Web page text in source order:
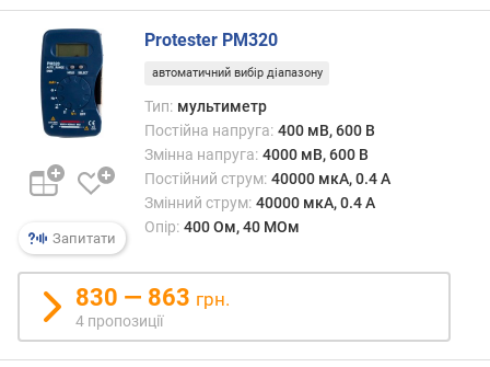
р
о
г
и
х
і
д
о
г
х
Запитати
Protester PM320
автоматичний вибір діапазону
Тип: мультиметр
Постійна напруга: 400 мВ, 600 В
Змінна напруга: 4000 мВ, 600 В
Постійний струм: 40000 мкА, 0.4 А
Змінний струм: 40000 мкА, 0.4 А
Опір: 400 Ом, 40 МОм
830 — 863 грн.
4 пропозиції